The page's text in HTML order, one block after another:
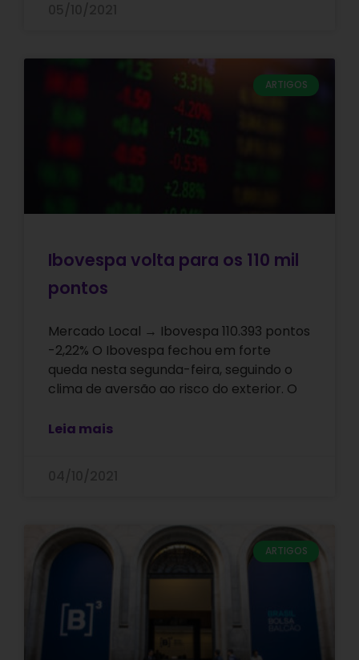
ARTIGOS
Ibovespa volta para os 110 mil
pontos
Mercado Local → Ibovespa 110.393 pontos
-2,22% O Ibovespa fechou em forte
queda nesta segunda-feira, seguindo o
clima de aversão ao risco do exterior. O
Leia mais
ARTIGOS